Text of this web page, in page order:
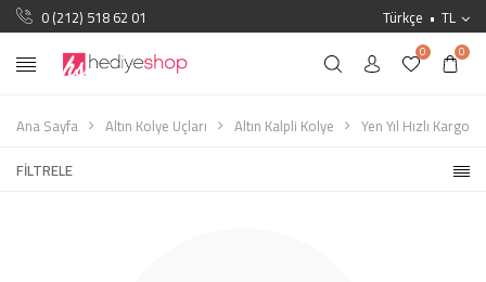
0 (212) 518 62 01 Türkçe TL
0 0
Ana Sayfa Altın Kolye Uçları Altın Kalpli Kolye
Yen Yıl Hızlı Kargo
FILTRELE